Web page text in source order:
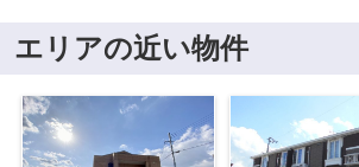
エリアの近い物件